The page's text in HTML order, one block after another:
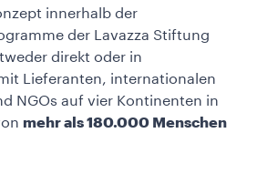
innerhalb der
der Lavazza Stiftung
direkt oder in
Lieferanten, internationalen
NGOs auf vier Kontinenten in
mehr als 180.000 Menschen